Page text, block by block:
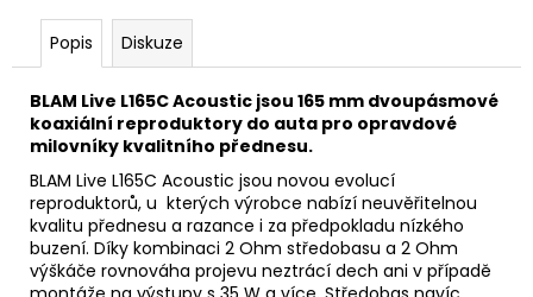
Popis Diskuze
BLAM Live L165C Acoustic jsou 165 mm dvoupásmové
koaxiální reproduktory do auta pro opravdové
milovníky kvalitního přednesu.
BLAM Live L165C Acoustic jsou novou evolucí
reproduktorů, u kterých výrobce nabízí neuvěřitelnou
kvalitu přednesu a razance i za předpokladu nízkého
buzení. Díky kombinaci 2 Ohm středobasu a 2 Ohm
výškáče rovnováha projevu neztrácí dech ani v případě